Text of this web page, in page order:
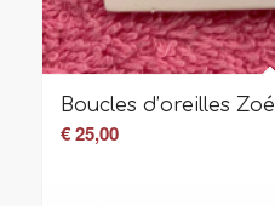
Boucles d’oreilles Zoé
€25,00